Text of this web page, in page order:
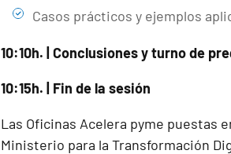
Casos prácticos y ejemplos
10:10h. | Conclusiones y turno de
10:15h. | Fin de la sesión
Las Oficinas Acelera pyme puestas
Ministerio para la Transformación